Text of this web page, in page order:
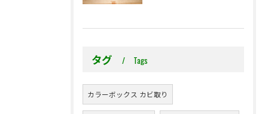
タグ Tags
カラーボックス カビ取り